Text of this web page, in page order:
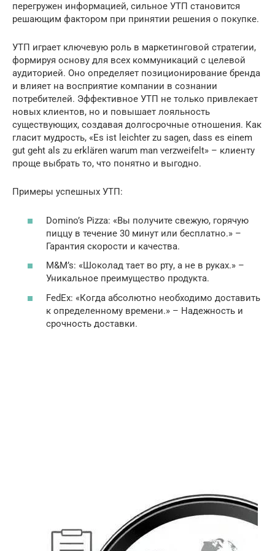
перегружен информацией, сильное УТП становится
решающим фактором при принятии решения о покупке.
УТП играет ключевую роль в маркетинговой стратегии,
формируя основу для всех коммуникаций с целевой
аудиторией. Оно определяет позиционирование бренда
и влияет на восприятие компании в сознании
потребителей. Эффективное УТП не только привлекает
новых клиентов, но и повышает лояльность
существующих, создавая долгосрочные отношения. Как
гласит мудрость, «Es ist leichter zu sagen, dass es einem
gut geht als zu erklären warum man verzweifelt» – клиенту
проще выбрать то, что понятно и выгодно.
Примеры успешных УТП:
Domino’s Pizza: «Вы получите свежую, горячую
пиццу в течение 30 минут или бесплатно.» –
Гарантия скорости и качества.
M&M’s: «Шоколад тает во рту, а не в руках.» –
Уникальное преимущество продукта.
FedEx: «Когда абсолютно необходимо доставить
к определенному времени.» – Надежность и
срочность доставки.